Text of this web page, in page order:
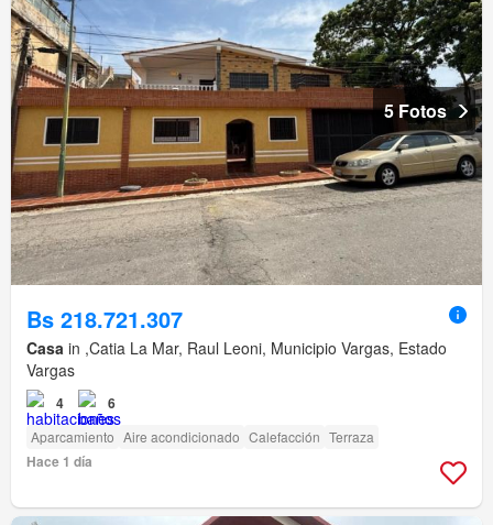
5 Fotos
Bs 218.721.307
Casa in ,Catia La Mar, Raul Leoni, Municipio Vargas, Estado
Vargas
4 6
Aparcamiento Aire acondicionado Calefacción Terraza
Hace 1 día